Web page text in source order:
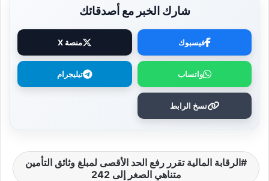
شارك الخبر مع أصدقائك
فيسبوك منصة X
واتساب تيليجرام
نسخ الرابط
الرقابة المالية تقرر رفع الحد الأقصى لمبلغ وثائق التأمين
متناهي الصغر إلى 242